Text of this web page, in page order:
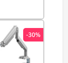
-30%